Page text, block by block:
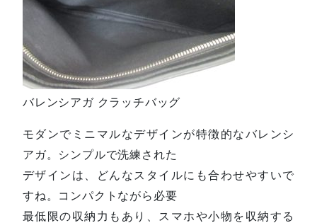
バレンシアガ クラッチバッグ
モダンでミニマルなデザインが特徴的なバレンシ
アガ。シンプルで洗練された
デザインは、どんなスタイルにも合わせやすいで
すね。コンパクトながら必要
最低限の収納力もあり、スマホや小物を収納する